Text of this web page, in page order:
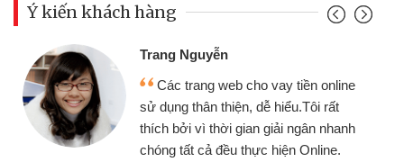
Ý kiến khách hàng
Trang Nguyễn
Các trang web cho vay tiền online
sử dụng thân thiện, dễ hiểu.Tôi rất
thích bởi vì thời gian giải ngân nhanh
chóng tất cả đều thực hiện Online.